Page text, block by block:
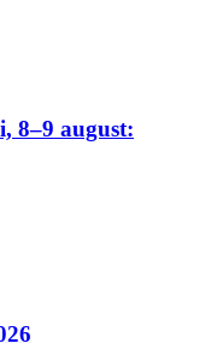
8–9 august: